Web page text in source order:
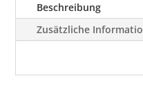
Beschreibung
Zusätzliche